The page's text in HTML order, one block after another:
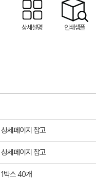
상세설명 인쇄샘플
상세페이지 참고
상세페이지 참고
1박스 40개